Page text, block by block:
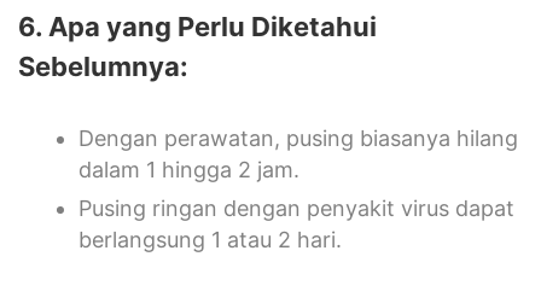
6. Apa yang Perlu Diketahui
Sebelumnya:
Dengan perawatan, pusing biasanya hilang
dalam 1 hingga 2 jam.
Pusing ringan dengan penyakit virus dapat
berlangsung 1 atau 2 hari.